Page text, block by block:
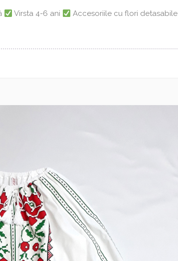
Virsta 4-6 ani Accesoriile cu flori detasabile